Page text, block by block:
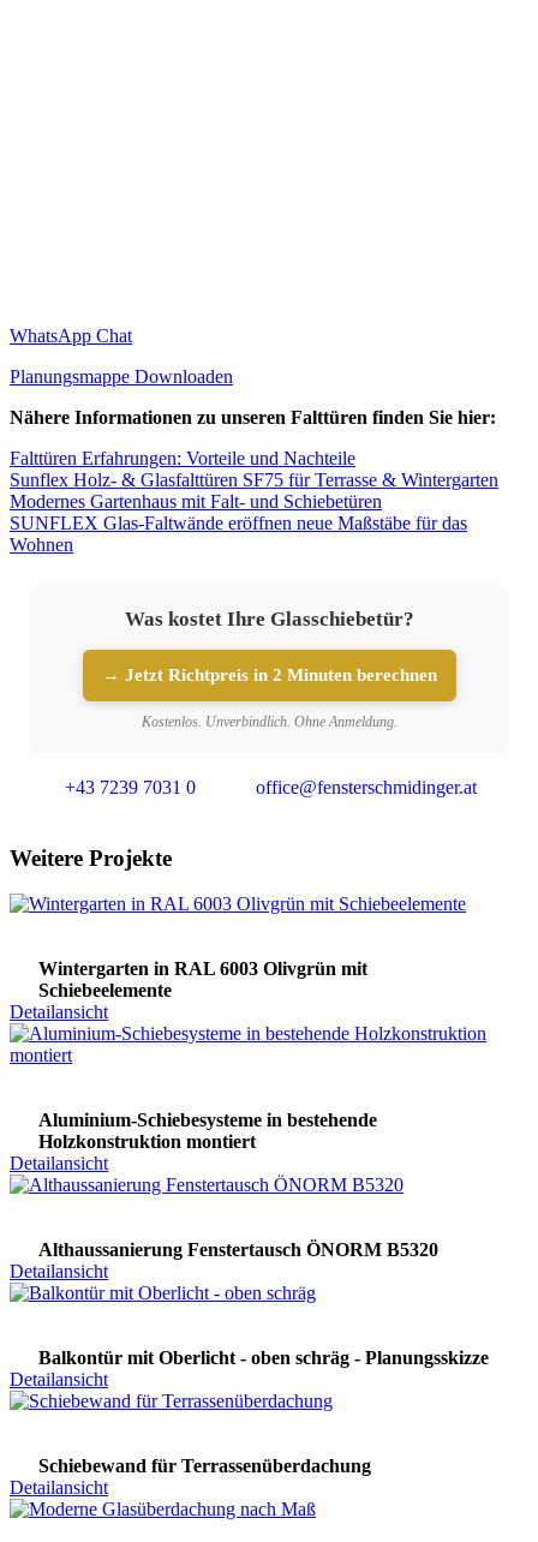
WhatsApp Chat
Planungsmappe Downloaden
Nähere Informationen zu unseren Falttüren finden Sie hier:
Falttüren Erfahrungen: Vorteile und Nachteile
Sunflex Holz- & Glasfalttüren SF75 für Terrasse & Wintergarten
Modernes Gartenhaus mit Falt- und Schiebetüren
SUNFLEX Glas-Faltwände eröffnen neue Maßstäbe für das
Wohnen
Was kostet Ihre Glasschiebetür?
→ Jetzt Richtpreis in 2 Minuten berechnen
Kostenlos. Unverbindlich. Ohne Anmeldung.
+43 7239 7031 0 office@fensterschmidinger.at
Weitere Projekte
Wintergarten in RAL 6003 Olivgrün mit
Schiebeelemente
Detailansicht
Aluminium-Schiebesysteme in bestehende
Holzkonstruktion montiert
Detailansicht
Althaussanierung Fenstertausch ÖNORM B5320
Detailansicht
Balkontür mit Oberlicht - oben schräg - Planungsskizze
Detailansicht
Schiebewand für Terrassenüberdachung
Detailansicht